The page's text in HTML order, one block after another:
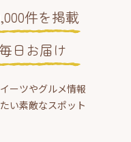
件を掲載
日お届け
ーツやグルメ情報
い素敵なスポット